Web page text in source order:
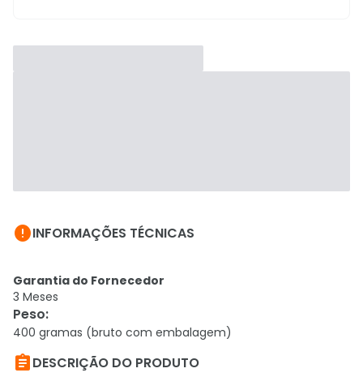
INFORMAÇÕES TÉCNICAS
Garantia do Fornecedor
3 Meses
Peso:
400 gramas (bruto com embalagem)
DESCRIÇÃO DO PRODUTO